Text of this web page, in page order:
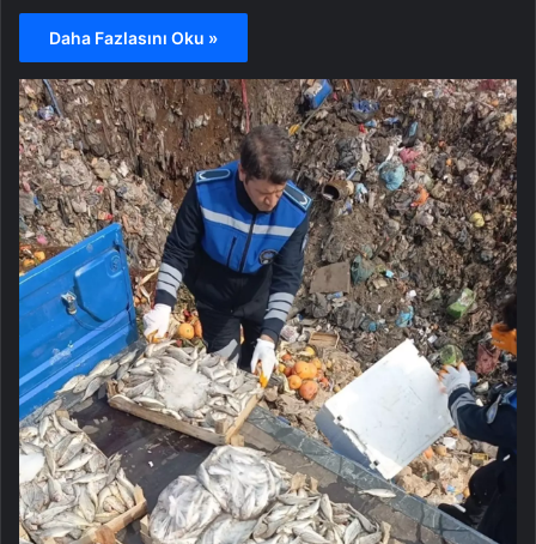
Daha Fazlasını Oku »